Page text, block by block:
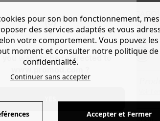
you want to be redirected to
CHF
Couleur :
Voir
pour son bon fonctionnement,
des services adaptés et vous
votre comportement. Vous pouvez les
moment et consulter notre politique de
confidentialité.
Continuer sans accepter
Accepter et Fermer